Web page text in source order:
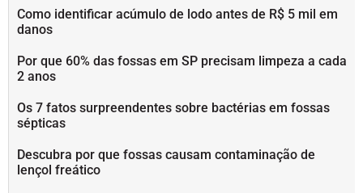
Como identificar acúmulo de lodo antes de R$ 5 mil em
danos
Por que 60% das fossas em SP precisam limpeza a cada
2 anos
Os 7 fatos surpreendentes sobre bactérias em fossas
sépticas
Descubra por que fossas causam contaminação de
lençol freático